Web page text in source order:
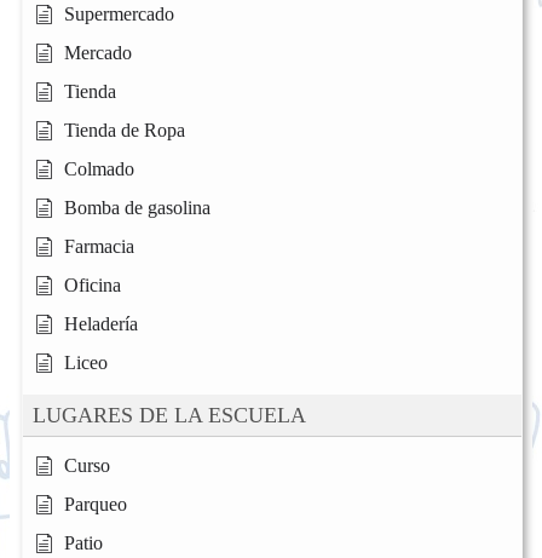
Supermercado
Mercado
Tienda
Tienda de Ropa
Colmado
Bomba de gasolina
Farmacia
Oficina
Heladería
Liceo
LUGARES DE LA ESCUELA
Curso
Parqueo
Patio